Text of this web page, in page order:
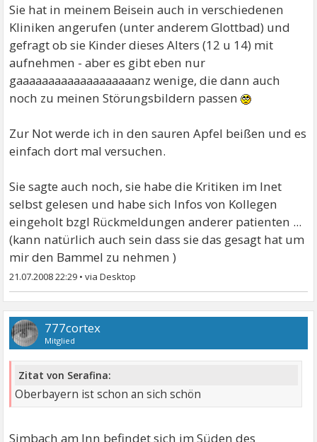
Sie hat in meinem Beisein auch in verschiedenen
Kliniken angerufen (unter anderem Glottbad) und
gefragt ob sie Kinder dieses Alters (12 u 14) mit
aufnehmen - aber es gibt eben nur
gaaaaaaaaaaaaaaaaaaanz wenige, die dann auch
noch zu meinen Störungsbildern passen
Zur Not werde ich in den sauren Apfel beißen und es
einfach dort mal versuchen.
Sie sagte auch noch, sie habe die Kritiken im Inet
selbst gelesen und habe sich Infos von Kollegen
eingeholt bzgl Rückmeldungen anderer patienten ...
(kann natürlich auch sein dass sie das gesagt hat um
mir den Bammel zu nehmen )
21.07.2008 22:29 •
777cortex
Mitglied
Zitat von Serafina:
Oberbayern ist schon an sich schön
Simbach am Inn befindet sich im Süden des